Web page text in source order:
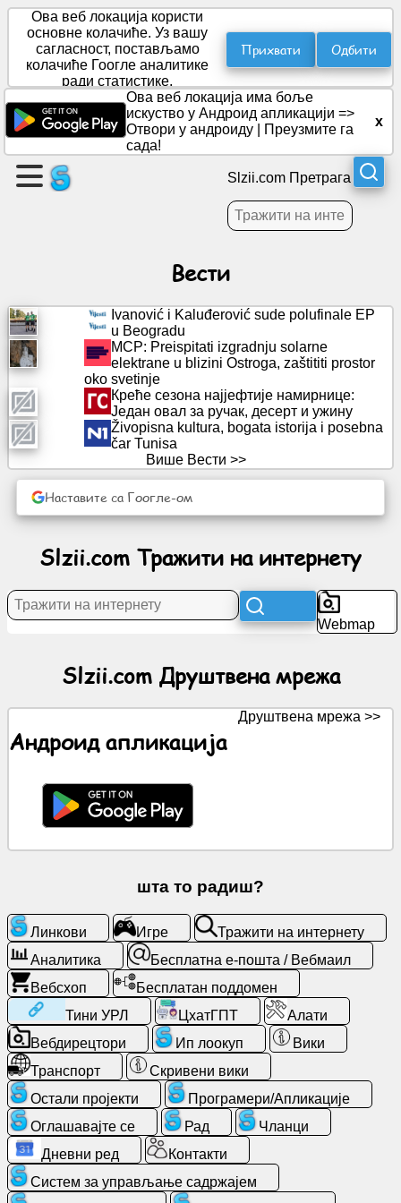
Направите
страницу
Креирајте
групу
Забава
мрежа
Вести
Бесплатне
ЦхатГПТ
Вики
Тражити
Бесплатна
Аналитика
Вебсхоп
Програмери/
Апликације
Алати
Рад
Вебдирецтори
Ова веб локација користи
основне колачиће. Уз вашу
сагласност, постављамо
колачиће Гоогле аналитике
ради статистике.
Прихвати Одбити
Ова веб локација има боље
искуство у Андроид апликацији =>
Отвори у андроиду
Преузмите га
сада!
x
Slzii.com Претрага
Вести
Ivanović i Kaluđerović sude polufinale EP
u Beogradu
MCP: Preispitati izgradnju solarne
elektrane u blizini Ostroga, zaštititi prostor
oko svetinje
Креће сезона најјефтије намирнице:
Један овал за ручак, десерт и ужину
Živopisna kultura, bogata istorija i posebna
čar Tunisa
Више Вести >>
Наставите са Гоогле-ом
Slzii.com Тражити на интернету
Webmap
Slzii.com Друштвена мрежа
Андроид апликација
Друштвена мрежа >>
шта то радиш?
Линкови Игре
Тражити на интернету
Аналитика
Бесплатна е-пошта / Вебмаил
Вебсхоп
Бесплатан поддомен
Тини УРЛ
ЦхатГПТ
Алати
Вебдирецтори
Ип лоокуп
Вики
Транспорт
Скривени вики
Остали пројекти
Програмери/Апликације
Оглашавајте се
Рад
Чланци
Дневни ред
Контакти
Систем за управљање садржајем